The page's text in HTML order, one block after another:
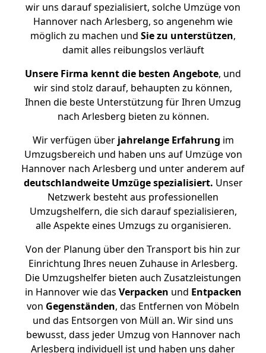
wir uns darauf spezialisiert, solche Umzüge von
Hannover nach Arlesberg, so angenehm wie
möglich zu machen und Sie zu unterstützen,
damit alles reibungslos verläuft
Unsere Firma kennt die besten Angebote, und
wir sind stolz darauf, behaupten zu können,
Ihnen die beste Unterstützung für Ihren Umzug
nach Arlesberg bieten zu können.
Wir verfügen überjahrelange Erfahrung im
Umzugsbereich und haben uns auf Umzüge von
Hannover nach Arlesberg und unter anderem auf
deutschlandweite Umzüge spezialisiert. Unser
Netzwerk besteht aus professionellen
Umzugshelfern, die sich darauf spezialisieren,
alle Aspekte eines Umzugs zu organisieren.
Von der Planung über den Transport bis hin zur
Einrichtung Ihres neuen Zuhause in Arlesberg.
Die Umzugshelfer bieten auch Zusatzleistungen
in Hannover wie das Verpacken und Entpacken
von Gegenständen, das Entfernen von Möbeln
und das Entsorgen von Müll an. Wir sind uns
bewusst, dass jeder Umzug von Hannover nach
Arlesberg individuell ist und haben uns daher